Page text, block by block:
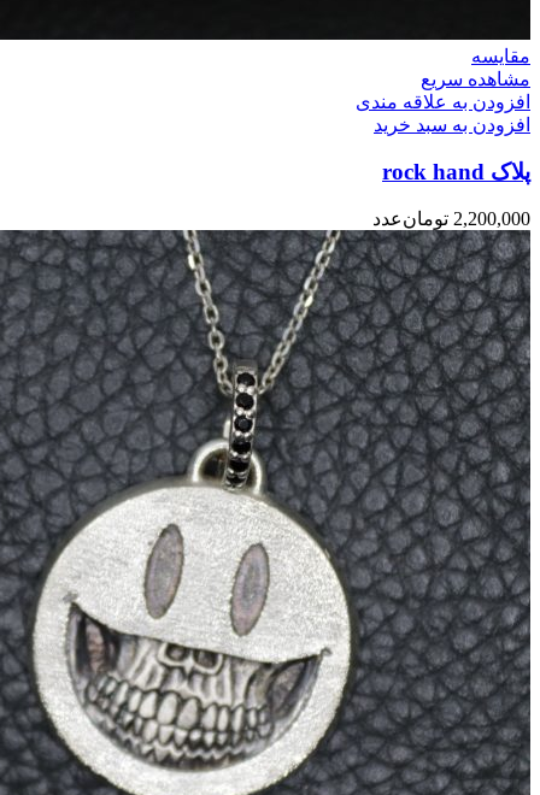
مقایسه
مشاهده سریع
افزودن به علاقه مندی
افزودن به سبد خرید
پلاک rock hand
2,200,000 تومانعدد